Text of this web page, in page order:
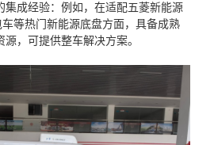
集成经验：例如，在适配五菱新能源
车等热门新能源底盘方面，具备成熟
，可提供整车解决方案。